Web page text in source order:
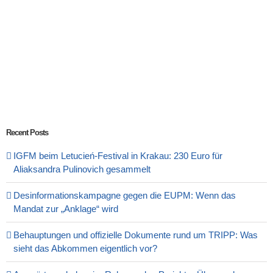
Recent Posts
IGFM beim Letucień-Festival in Krakau: 230 Euro für
Aliaksandra Pulinovich gesammelt
Desinformationskampagne gegen die EUPM: Wenn das
Mandat zur „Anklage“ wird
Behauptungen und offizielle Dokumente rund um TRIPP: Was
sieht das Abkommen eigentlich vor?